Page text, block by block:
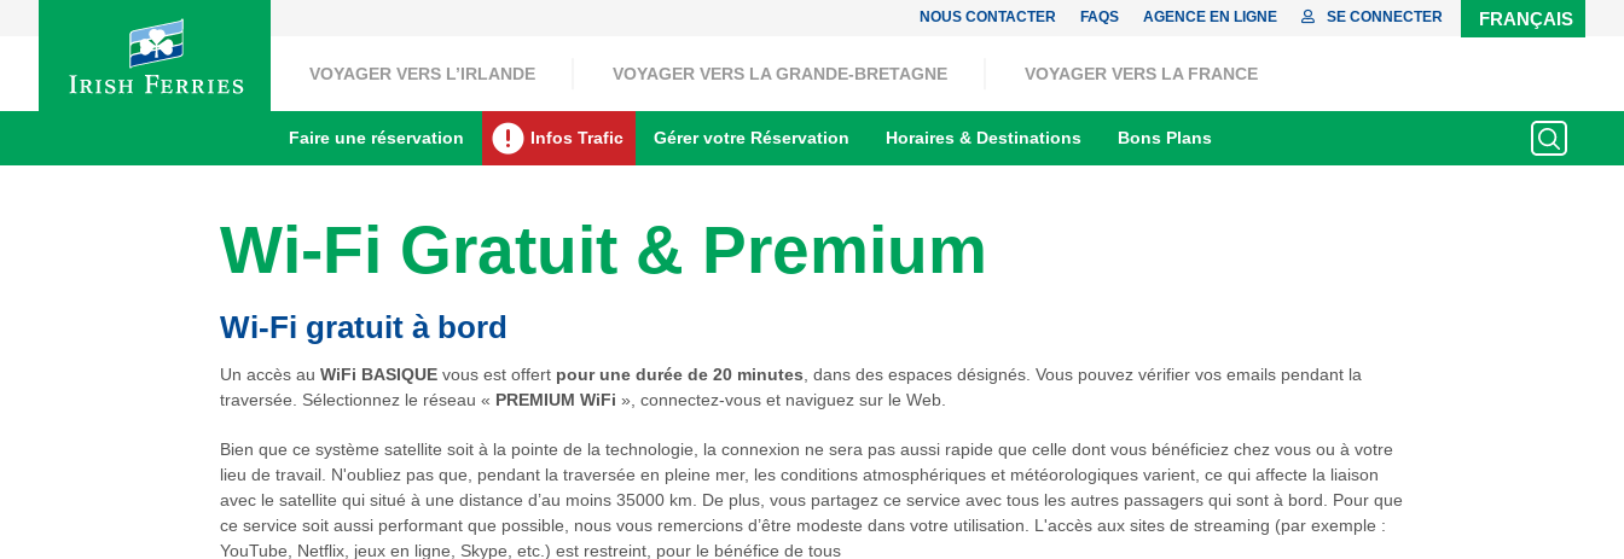
NOUS CONTACTER FAQS AGENCE EN LIGNE SE CONNECTER FRANÇAIS
VOYAGER VERS L’IRLANDE VOYAGER VERS LA GRANDE-BRETAGNE VOYAGER VERS LA FRANCE
Faire une réservation Infos Trafic Gérer votre Réservation Horaires & Destinations Bons Plans
Wi-Fi Gratuit & Premium
Wi-Fi gratuit à bord
Un accès au WiFi BASIQUE vous est offert pour une durée de 20 minutes , dans des espaces désignés. Vous pouvez vérifier vos emails pendant la
traversée. Sélectionnez le réseau « PREMIUM WiFi », connectez-vous et naviguez sur le Web.
Bien que ce système satellite soit à la pointe de la technologie, la connexion ne sera pas aussi rapide que celle dont vous bénéficiez chez vous ou à votre
lieu de travail. N'oubliez pas que, pendant la traversée en pleine mer, les conditions atmosphériques et météorologiques varient, ce qui affecte la liaison
avec le satellite qui situé à une distance d’au moins 35000 km. De plus, vous partagez ce service avec tous les autres passagers qui sont à bord. Pour que
ce service soit aussi performant que possible, nous vous remercions d’être modeste dans votre utilisation. L'accès aux sites de streaming (par exemple :
YouTube, Netflix, jeux en ligne, Skype, etc.) est restreint, pour le bénéfice de tous